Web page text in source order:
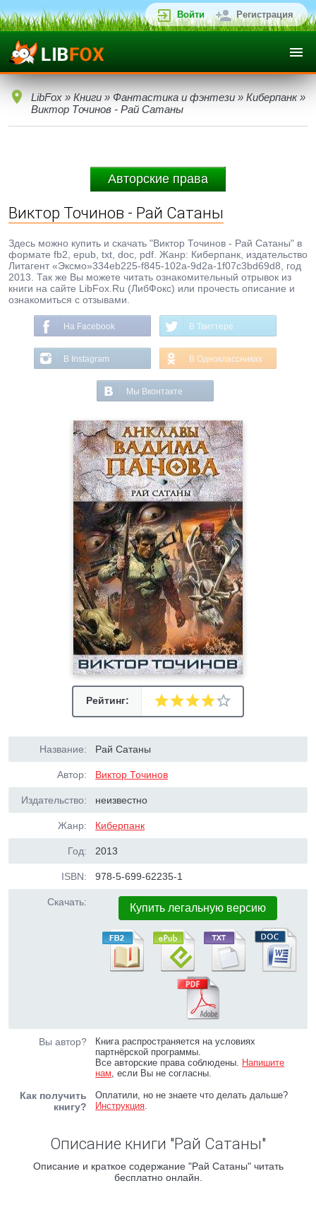
Войти Регистрация
LibFox » Книги » Фантастика и фэнтези » Киберпанк»
Виктор Точинов - Рай Сатаны
Авторские права
Виктор Точинов - Рай Сатаны
Здесь можно купить и скачать "Виктор Точинов - Рай Сатаны" в
формате fb2, epub, txt, doc, pdf. Жанр: Киберпанк, издательство
Литагент «Эксмо»334eb225-f845-102a-9d2a-1f07c3bd69d8, год
2013. Так же Вы можете читать ознакомительный отрывок из
книги на сайте LibFox.Ru (ЛибФокс) или прочесть описание и
ознакомиться с отзывами.
На Facebook В Твиттере
В Instagram В Одноклассниках
Мы Вконтакте
Рейтинг:
Название: Рай Сатаны
Автор: Виктор Точинов
Издательство: неизвестно
Жанр: Киберпанк
Год: 2013
ISBN: 978-5-699-62235-1
Скачать: Купить легальную версию
Вы автор?
Книга распространяется на условиях
партнёрской программы.
Все авторские права соблюдены. Напишите
нам, если Вы не согласны.
Как получить
книгу?
Оплатили, но не знаете что делать дальше?
Инструкция.
Описание книги "Рай Сатаны"
Описание и краткое содержание "Рай Сатаны" читать
бесплатно онлайн.